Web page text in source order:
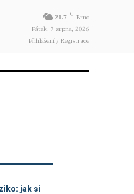
21.7 C Brno
Pátek, 7 srpna, 2026
Přihlášení / Registrace
jak si